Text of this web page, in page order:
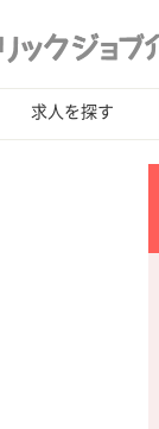
求人を探す